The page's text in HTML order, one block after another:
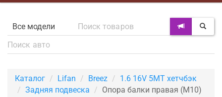
Каталог Lifan Breez
1.6 16V 5MT хетчбэк
Задняя подвеска
Опора балки правая (M10)